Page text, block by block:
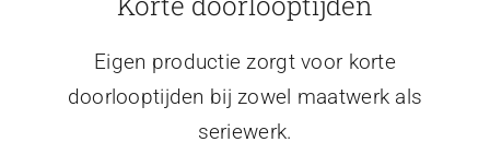
Eigen productie zorgt voor korte
doorlooptijden bij zowel maatwerk als
seriewerk.